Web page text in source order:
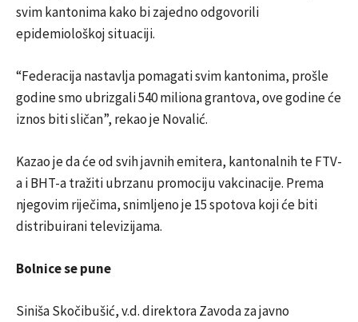
svim kantonima kako bi zajedno odgovorili
epidemiološkoj situaciji.
“Federacija nastavlja pomagati svim kantonima, prošle
godine smo ubrizgali 540 miliona grantova, ove godine će
iznos biti sličan”, rekao je Novalić.
Kazao je da će od svih javnih emitera, kantonalnih te FTV-
a i BHT-a tražiti ubrzanu promociju vakcinacije. Prema
njegovim riječima, snimljeno je 15 spotova koji će biti
distribuirani televizijama.
Bolnice se pune
Siniša Skočibušić, v.d. direktora Zavoda za javno